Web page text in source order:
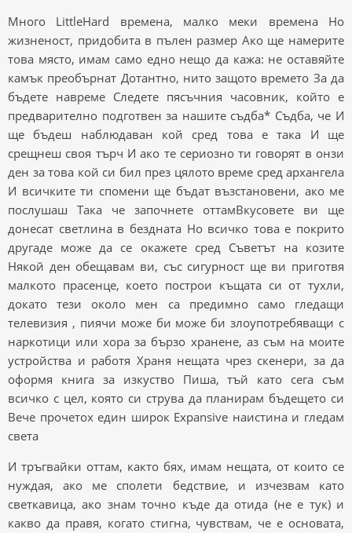
Много LittleHard времена, малко меки времена Но
жизненост, придобита в пълен размер Ако ще намерите
това място, имам само едно нещо да кажа: не оставяйте
камък преобърнат Дотантно, нито защото времето За да
бъдете навреме Следете пясъчния часовник, който е
предварително подготвен за нашите съдба* Съдба, че И
ще бъдеш наблюдаван кой сред това е така И ще
срещнеш своя търч И ако те сериозно ти говорят в онзи
ден за това кой си бил през цялото време сред архангела
И всичките ти спомени ще бъдат възстановени, ако ме
послушаш Така че започнете оттамВкусовете ви ще
донесат светлина в бездната Но всичко това е покрито
другаде може да се окажете сред Съветът на козите
Някой ден обещавам ви, със сигурност ще ви приготвя
малкото прасенце, което построи къщата си от тухли,
докато тези около мен са предимно само гледащи
телевизия , пиячи може би може би злоупотребяващи с
наркотици или хора за бързо хранене, аз съм на моите
устройства и работя Храня нещата чрез скенери, за да
оформя книга за изкуство Пиша, тъй като сега съм
всичко с цел, която си струва да планирам бъдещето си
Вече прочетох един широк Expansive наистина и гледам
света
И тръгвайки оттам, както бях, имам нещата, от които се
нуждая, ако ме сполети бедствие, и изчезвам като
светкавица, ако знам точно къде да отида (не е тук) и
какво да правя, когато стигна, чувствам, че е основата,